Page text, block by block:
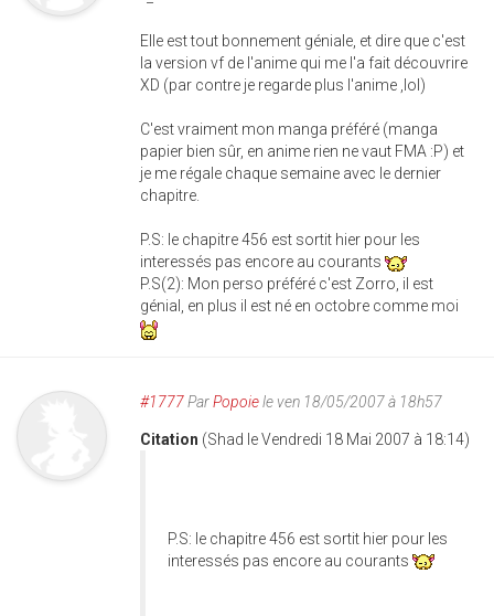
Elle est tout bonnement géniale, et dire que c'est
la version vf de l'anime qui me l'a fait découvrire
XD (par contre je regarde plus l'anime ,lol)
C'est vraiment mon manga préféré (manga
papier bien sûr, en anime rien ne vaut FMA :P) et
je me régale chaque semaine avec le dernier
chapitre.
P.S: le chapitre 456 est sortit hier pour les
interessés pas encore au courants
P.S(2): Mon perso préféré c'est Zorro, il est
génial, en plus il est né en octobre comme moi
#1777ParPopoiele ven 18/05/2007 à 18h57
Citation (Shad le Vendredi 18 Mai 2007 à 18:14)
P.S: le chapitre 456 est sortit hier pour les
interessés pas encore au courants